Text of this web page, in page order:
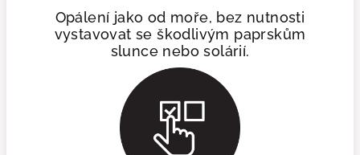
Opálení jako od moře, bez nutnosti
vystavovat se škodlivým paprskům
slunce nebo solárií.